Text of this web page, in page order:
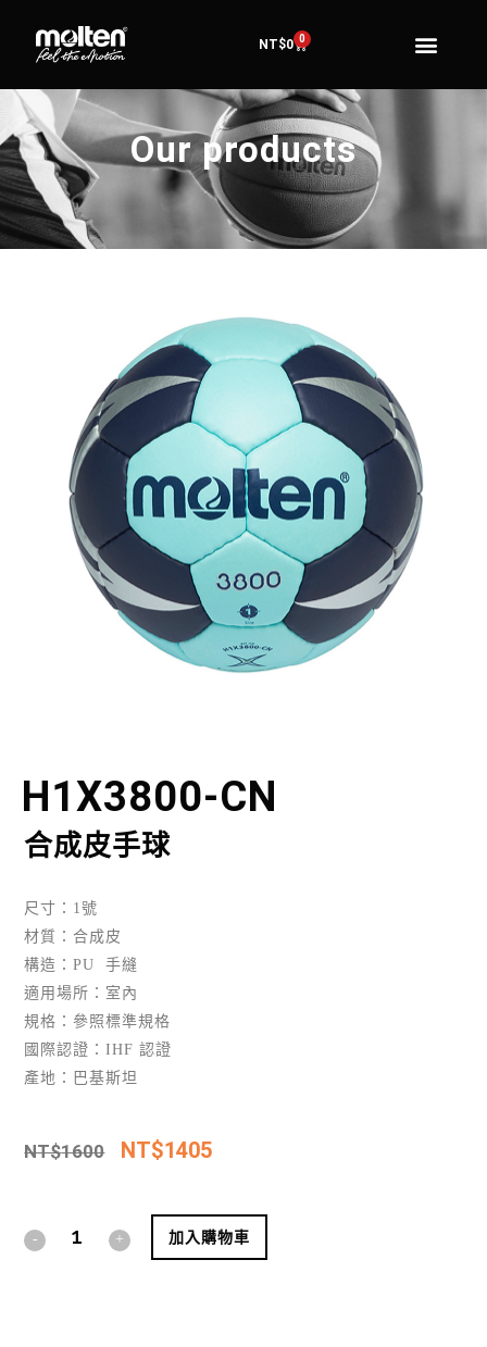
NT$0 0
Our products
H1X3800-CN
合成皮手球
尺寸：1號
材質：合成皮
構造：PU 手縫
適用場所：室內
規格：參照標準規格
國際認證：IHF 認證
產地：巴基斯坦
NT$1600 NT$1405
加入購物車